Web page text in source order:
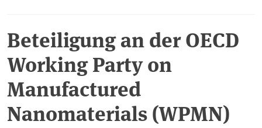
Beteiligung an der OECD
Working Party on
Manufactured
Nanomaterials (WPMN)